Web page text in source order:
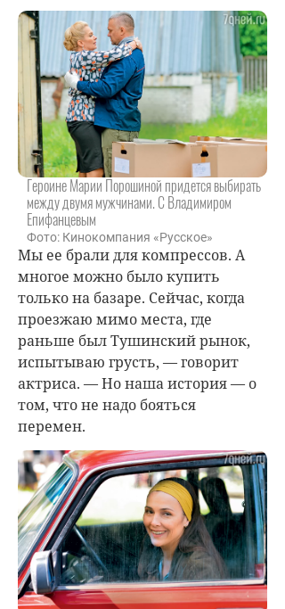
Героине Марии Порошиной придется выбирать
между двумя мужчинами. С Владимиром
Епифанцевым
Фото: Кинокомпания «Русское»
Мы ее брали для компрессов. А
многое можно было купить
только на базаре. Сейчас, когда
проезжаю мимо места, где
раньше был Тушинский рынок,
испытываю грусть, — говорит
актриса. — Но наша история — о
том, что не надо бояться
перемен.